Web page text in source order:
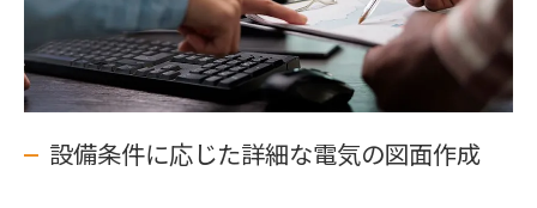
設備条件に応じた詳細な電気の図面作成